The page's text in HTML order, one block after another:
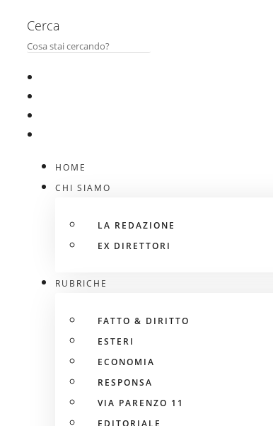
Cerca
HOME
CHI SIAMO
LA REDAZIONE
EX DIRETTORI
RUBRICHE
FATTO & DIRITTO
ESTERI
ECONOMIA
RESPONSA
VIA PARENZO 11
EDITORIALE